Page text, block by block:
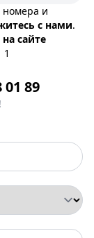
номера и
с нами.
сайте
1
89